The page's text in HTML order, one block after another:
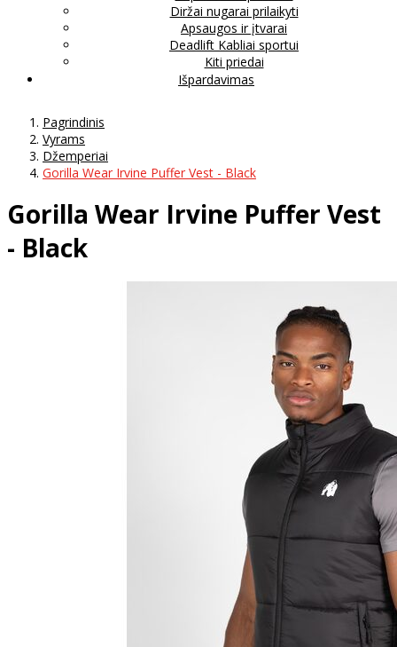
Diržai nugarai prilaikyti
Apsaugos ir įtvarai
Deadlift Kabliai sportui
Kiti priedai
Išpardavimas
Pagrindinis
Vyrams
Džemperiai
Gorilla Wear Irvine Puffer Vest - Black
Gorilla Wear Irvine Puffer Vest
- Black